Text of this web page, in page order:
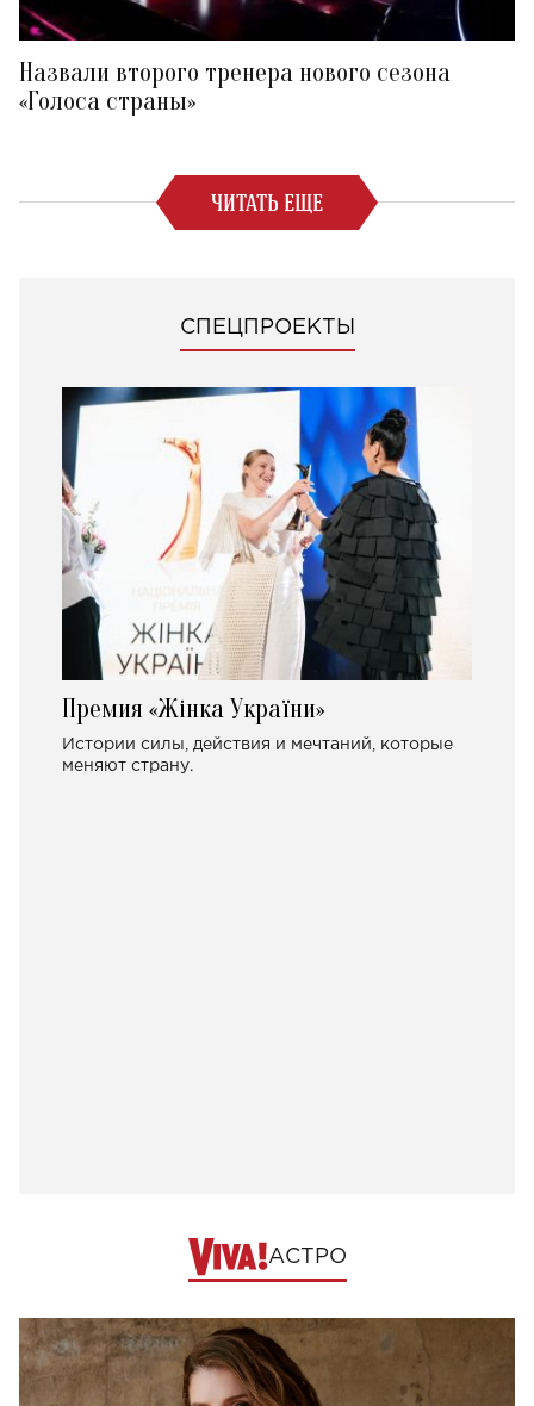
Назвали второго тренера нового сезона
«Голоса страны»
ЧИТАТЬ ЕЩЕ
СПЕЦПРОЕКТЫ
Премия «Жінка України»
Истории силы, действия и мечтаний, которые
меняют страну.
АСТРО